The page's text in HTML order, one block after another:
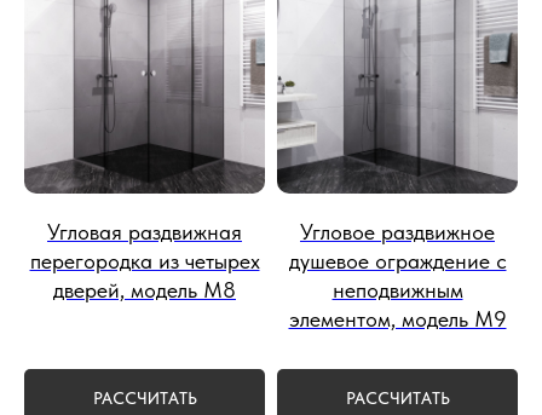
Угловая раздвижная
перегородка из четырех
дверей, модель М8
РАССЧИТАТЬ
Угловое раздвижное
душевое ограждение с
неподвижным
элементом, модель М9
РАССЧИТАТЬ